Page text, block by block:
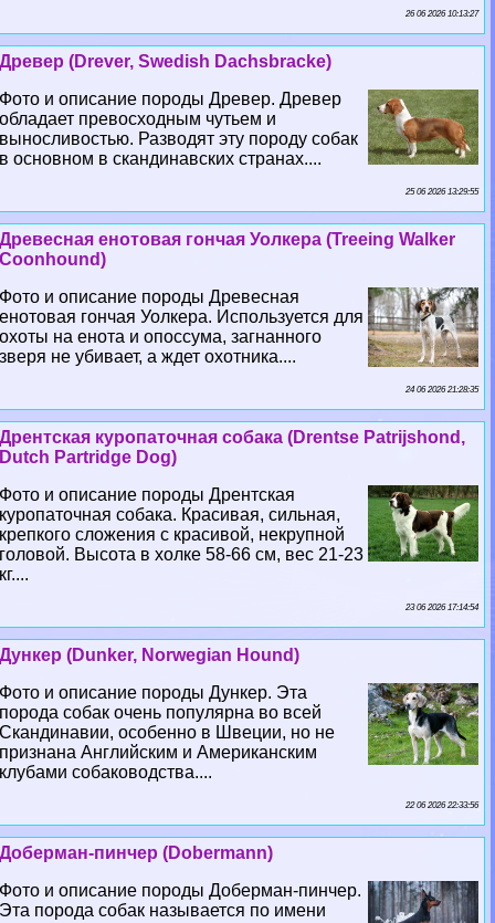
26 06 2026 10:13:27
Древер (Drever, Swedish Dachsbracke)
Фото и описание породы Древер. Древер
обладает превосходным чутьем и
выносливостью. Разводят эту породу собак
в основном в скандинавских странах....
25 06 2026 13:29:55
Древесная енотовая гончая Уолкера (Treeing Walker
Coonhound)
Фото и описание породы Древесная
енотовая гончая Уолкера. Используется для
охоты на енота и опоссума, загнанного
зверя не убивает, а ждет охотника....
24 06 2026 21:28:35
Дрентская куропаточная собака (Drentse Patrijshond,
Dutch Partridge Dog)
Фото и описание породы Дрентская
куропаточная собака. Красивая, сильная,
крепкого сложения с красивой, некрупной
головой. Высота в холке 58-66 см, вес 21-23
кг....
23 06 2026 17:14:54
Дункер (Dunker, Norwegian Hound)
Фото и описание породы Дункер. Эта
порода собак очень популярна во всей
Скандинавии, особенно в Швеции, но не
признана Английским и Американским
клубами собаководства....
22 06 2026 22:33:56
Доберман-пинчер (Dobermann)
Фото и описание породы Доберман-пинчер.
Эта порода собак называется по имени